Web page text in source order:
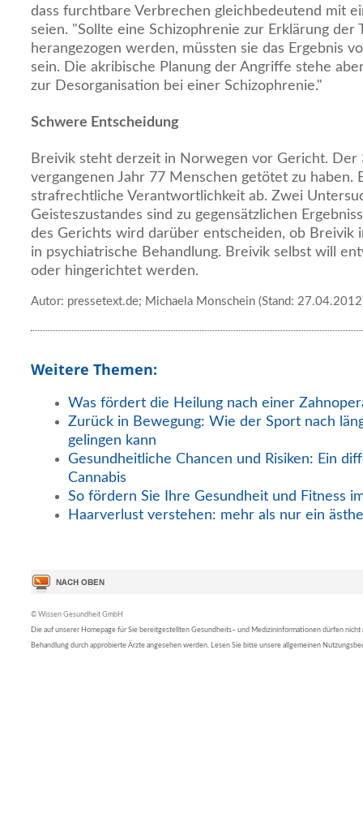
dass furchtbare Verbrechen gleichbedeutend mit
seien. "Sollte eine Schizophrenie zur Erklärung der
herangezogen werden, müssten sie das Ergebnis
sein. Die akribische Planung der Angriffe stehe
zur Desorganisation bei einer Schizophrenie."
Schwere Entscheidung
Breivik steht derzeit in Norwegen vor Gericht. Der
vergangenen Jahr 77 Menschen getötet zu haben.
strafrechtliche Verantwortlichkeit ab. Zwei
Geisteszustandes sind zu gegensätzlichen
des Gerichts wird darüber entscheiden, ob Breivik
in psychiatrische Behandlung. Breivik selbst will
oder hingerichtet werden.
Autor: pressetext.de; Michaela Monschein (Stand:
Weitere Themen:
Was fördert die Heilung nach einer
Zurück in Bewegung: Wie der Sport nach
gelingen kann
Gesundheitliche Chancen und Risiken: Ein
Cannabis
So fördern Sie Ihre Gesundheit und Fitness
Haarverlust verstehen: mehr als nur ein
© Wissen Gesundheit GmbH
Die auf unserer Homepage für Sie bereitgestellten Gesundheits– und Medizininformationen dürfen nicht
Behandlung durch approbierte Ärzte angesehen werden. Lesen Sie bitte unsere allgemeinen